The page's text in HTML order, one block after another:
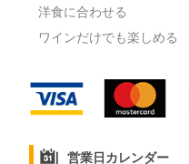
洋食に合わせる
ワインだけでも楽しめる
営業日カレンダー